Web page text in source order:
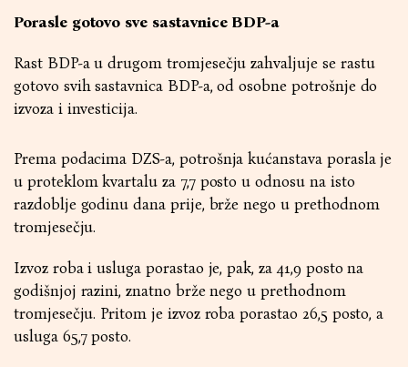
Porasle gotovo sve sastavnice BDP-a
Rast BDP-a u drugom tromjesečju zahvaljuje se rastu
gotovo svih sastavnica BDP-a, od osobne potrošnje do
izvoza i investicija.
Prema podacima DZS-a, potrošnja kućanstava porasla je
u proteklom kvartalu za 7,7 posto u odnosu na isto
razdoblje godinu dana prije, brže nego u prethodnom
tromjesečju.
Izvoz roba i usluga porastao je, pak, za 41,9 posto na
godišnjoj razini, znatno brže nego u prethodnom
tromjesečju. Pritom je izvoz roba porastao 26,5 posto, a
usluga 65,7 posto.